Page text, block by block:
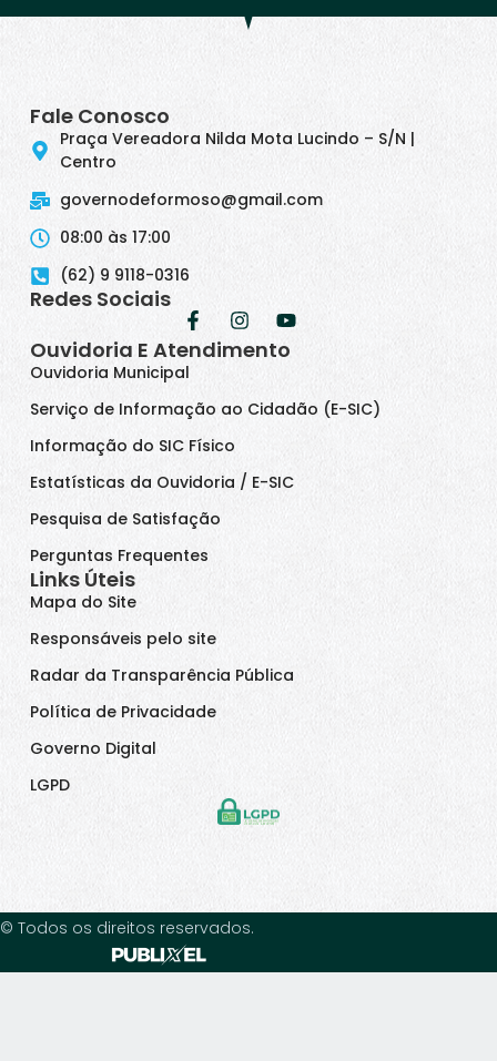
Fale Conosco
Praça Vereadora Nilda Mota Lucindo – S/N |
Centro
governodeformoso@gmail.com
08:00 às 17:00
(62) 9 9118-0316
Redes Sociais
Ouvidoria E Atendimento
Ouvidoria Municipal
Serviço de Informação ao Cidadão (E-SIC)
Informação do SIC Físico
Estatísticas da Ouvidoria / E-SIC
Pesquisa de Satisfação
Perguntas Frequentes
Links Úteis
Mapa do Site
Responsáveis pelo site
Radar da Transparência Pública
Política de Privacidade
Governo Digital
LGPD
© Todos os direitos reservados.